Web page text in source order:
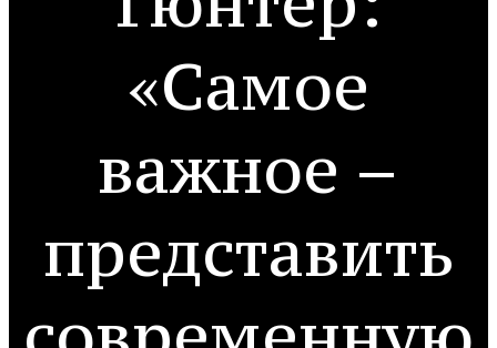
«Самое
важное –
представить